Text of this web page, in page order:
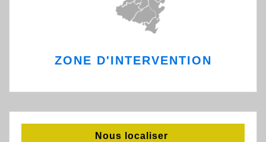
ZONE D'INTERVENTION
Nous localiser